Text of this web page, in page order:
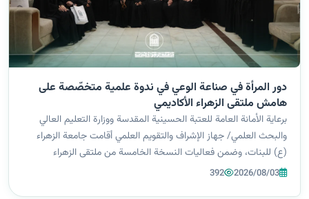
دور المرأة في صناعة الوعي في ندوة علمية متخصّصة على
هامش ملتقى الزهراء الأكاديمي
برعاية الأمانة العامة للعتبة الحسينية المقدسة ووزارة التعليم العالي
والبحث العلمي/ جهاز الإشراف والتقويم العلمي أقامت جامعة الزهراء
(ع) للبنات، وضمن فعاليات النسخة الخامسة من ملتقى الزهراء
الأكاديمي الدولي الخامس ندوة علمية بعنوان ((المرأة والثورة الحسينية..
2026/08/03
392